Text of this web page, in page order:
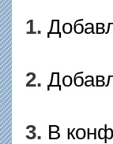
1.
2.
3. В